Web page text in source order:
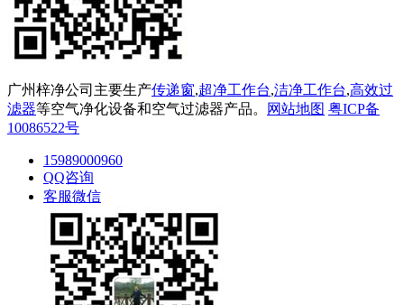
广州梓净公司主要生产传递窗,超净工作台,洁净工作台,高效过
滤器等空气净化设备和空气过滤器产品。 网站地图 粤ICP备
10086522号
15989000960
QQ咨询
客服微信